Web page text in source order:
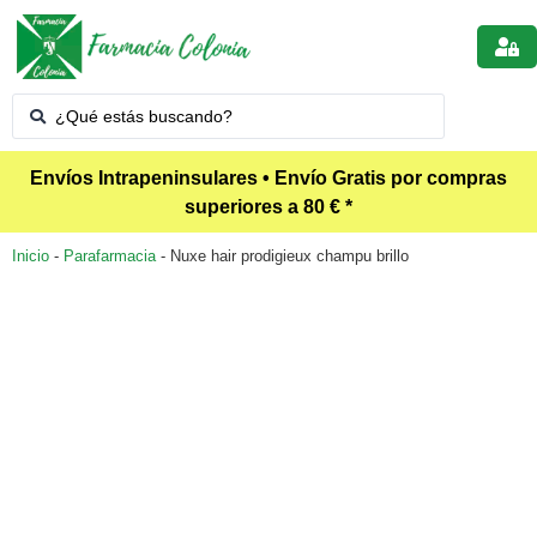
Envíos Intrapeninsulares • Envío Gratis por compras
superiores a 80 € *
Inicio - Parafarmacia- Nuxe hair prodigieux champu brillo